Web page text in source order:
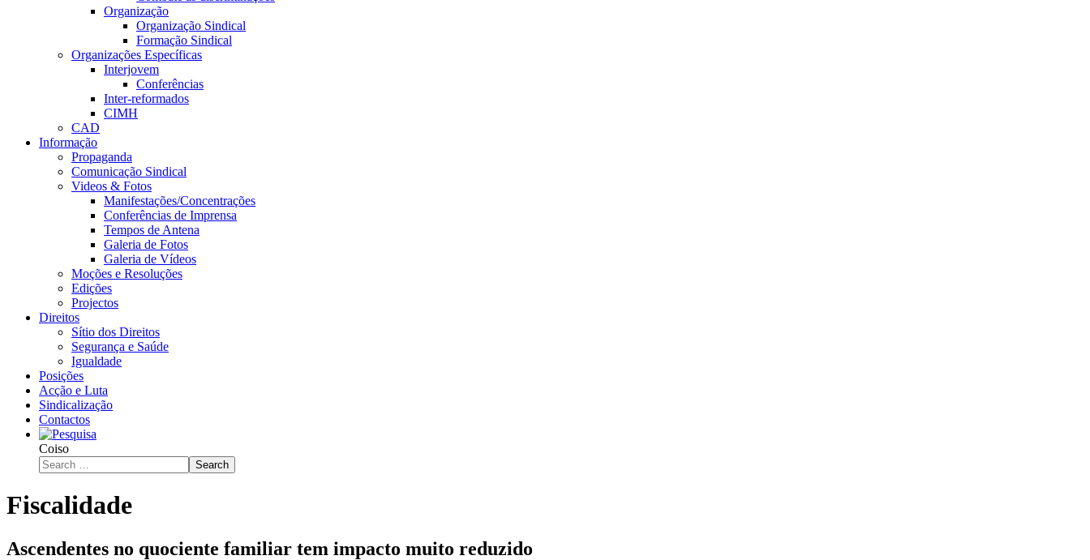
Organização
Organização Sindical
Formação Sindical
Organizações Específicas
Interjovem
Conferências
Inter-reformados
CIMH
CAD
Informação
Propaganda
Comunicação Sindical
Videos & Fotos
Manifestações/Concentrações
Conferências de Imprensa
Tempos de Antena
Galeria de Fotos
Galeria de Vídeos
Moções e Resoluções
Edições
Projectos
Direitos
Sítio dos Direitos
Segurança e Saúde
Igualdade
Posições
Acção e Luta
Sindicalização
Contactos
Coiso
Search
Fiscalidade
Ascendentes no quociente familiar tem impacto muito reduzido